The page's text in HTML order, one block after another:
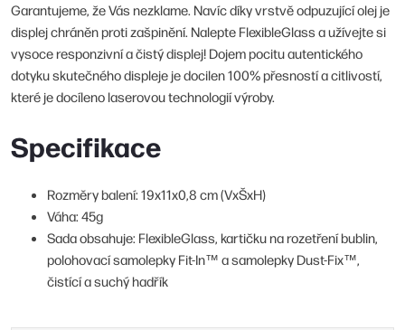
Garantujeme, že Vás nezklame. Navíc díky vrstvě odpuzující olej je
displej chráněn proti zašpinění. Nalepte FlexibleGlass a užívejte si
vysoce responzivní a čistý displej! Dojem pocitu autentického
dotyku skutečného displeje je docilen 100% přesností a citlivostí,
které je docíleno laserovou technologií výroby.
Specifikace
Rozměry balení: 19x11x0,8 cm (VxŠxH)
Váha: 45g
Sada obsahuje: FlexibleGlass, kartičku na rozetření bublin,
polohovací samolepky Fit-In™ a samolepky Dust-Fix™,
čistící a suchý hadřík